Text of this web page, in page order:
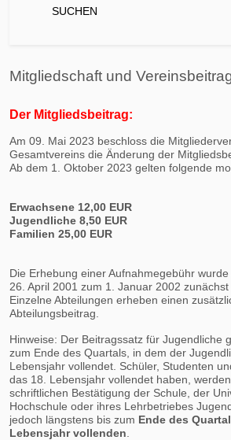
SUCHEN
Mitgliedschaft und
Der Mitgliedsbeitrag:
Am 09. Mai 2023 beschloss die
Gesamtvereins die Änderung der
Ab dem 1. Oktober 2023 gelten folgende
Erwachsene 12,00 EUR
Jugendliche 8,50 EUR
Familien 25,00 EUR
Die Erhebung einer Aufnahmegebühr
26. April 2001 zum 1. Januar 2002 zunächst
Einzelne Abteilungen erheben einen
Abteilungsbeitrag.
Hinweise: Der Beitragssatz für Jugendliche
zum Ende des Quartals, in dem der
Lebensjahr vollendet. Schüler, Studenten
das 18. Lebensjahr vollendet haben,
schriftlichen Bestätigung der Schule, der
Hochschule oder ihres Lehrbetriebes
jedoch längstens bis zum Ende des
Lebensjahr vollenden